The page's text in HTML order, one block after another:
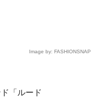
Image by: FASHIONSNAP
「ルード